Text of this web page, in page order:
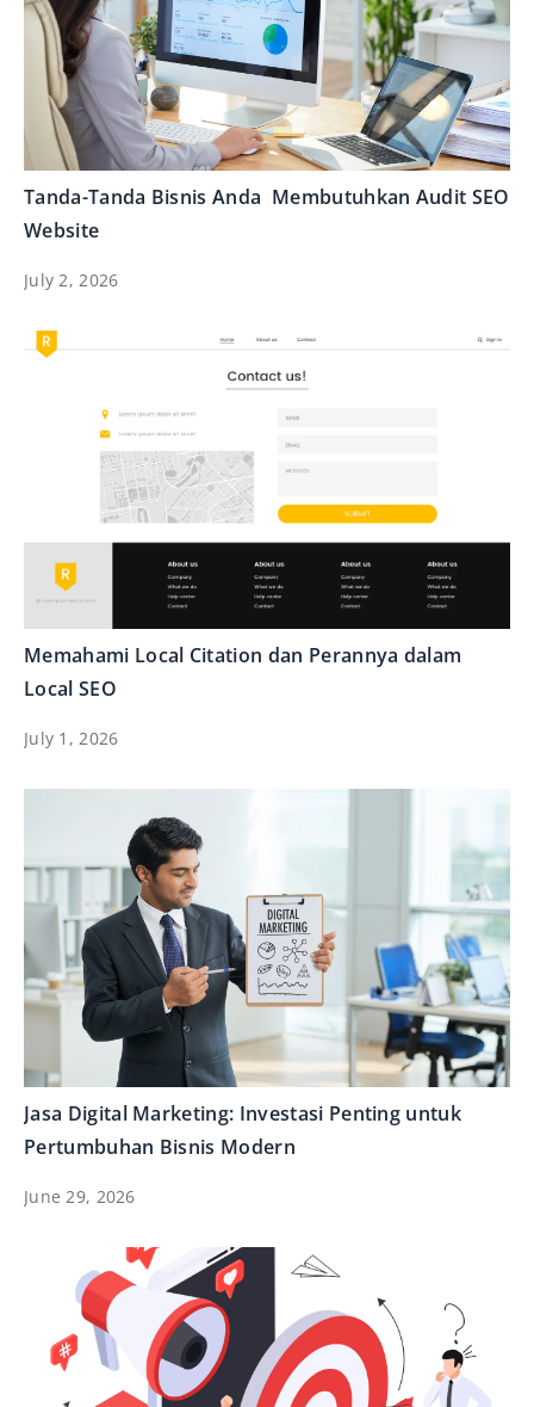
Tanda-Tanda Bisnis Anda Membutuhkan Audit SEO
Website
July 2, 2026
Memahami Local Citation dan Perannya dalam
Local SEO
July 1, 2026
Jasa Digital Marketing: Investasi Penting untuk
Pertumbuhan Bisnis Modern
June 29, 2026